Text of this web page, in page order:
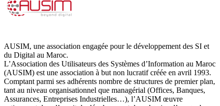
AUSIM, une association engagée pour le développement des SI et
du Digital au Maroc.
L’Association des Utilisateurs des Systèmes d’Information au Maroc
(AUSIM) est une association à but non lucratif créée en avril 1993.
Comptant parmi ses adhérents nombre de structures de premier plan,
tant au niveau organisationnel que managérial (Offices, Banques,
Assurances, Entreprises Industrielles…), l’AUSIM œuvre